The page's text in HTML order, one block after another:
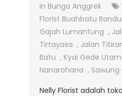
In Bunga Anggrek
Florist Buahbatu
Gajah Lumantung ,
Tirtayasa , Jalan
Batu , Kyai Gede
Nanarohana , Sawung
Nelly Florist adalah